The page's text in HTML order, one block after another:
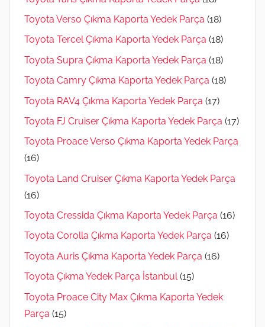
Toyota Verso Çıkma Kaporta Yedek Parça (18)
Toyota Tercel Çıkma Kaporta Yedek Parça (18)
Toyota Supra Çıkma Kaporta Yedek Parça (18)
Toyota Camry Çıkma Kaporta Yedek Parça (18)
Toyota RAV4 Çıkma Kaporta Yedek Parça (17)
Toyota FJ Cruiser Çıkma Kaporta Yedek Parça (17)
Toyota Proace Verso Çıkma Kaporta Yedek Parça
(16)
Toyota Land Cruiser Çıkma Kaporta Yedek Parça
(16)
Toyota Cressida Çıkma Kaporta Yedek Parça (16)
Toyota Corolla Çıkma Kaporta Yedek Parça (16)
Toyota Auris Çıkma Kaporta Yedek Parça (16)
Toyota Çıkma Yedek Parça İstanbul (15)
Toyota Proace City Max Çıkma Kaporta Yedek
Parça (15)